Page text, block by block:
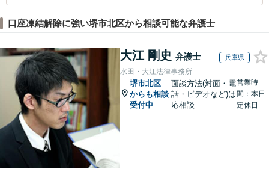
口座凍結解除に強い堺市北区から相談可能な弁護士
大江 剛史 弁護士 兵庫県
水田・大江法律事務所
堺市北区
からも相談
受付中
面談方法(対面・電
話・ビデオなど)は
応相談
営業時
間：本日
定休日